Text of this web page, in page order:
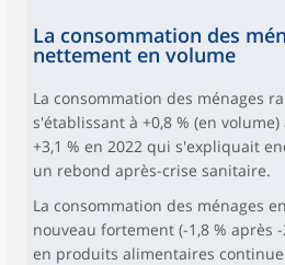
La consommation des
nettement en volume
La consommation des ménages
s'établissant à +0,8 % (en
+3,1 % en 2022 qui s'expliquait
un rebond après-crise sanitaire.
La consommation des ménages
nouveau fortement (-1,8 % après
en produits alimentaires continue